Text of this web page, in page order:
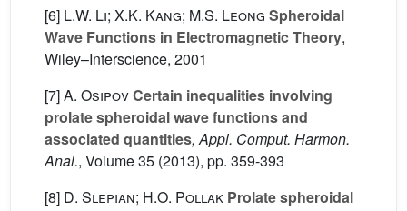
[6] L.W. Li; X.K. Kang; M.S. Leong Spheroidal
Wave Functions in Electromagnetic Theory,
Wiley–Interscience, 2001
[7]A. OsipovCertain inequalities involving
prolate spheroidal wave functions and
associated quantities, Appl. Comput. Harmon.
Anal., Volume 35 (2013), pp. 359-393
[8] D. Slepian; H.O. Pollak Prolate spheroidal